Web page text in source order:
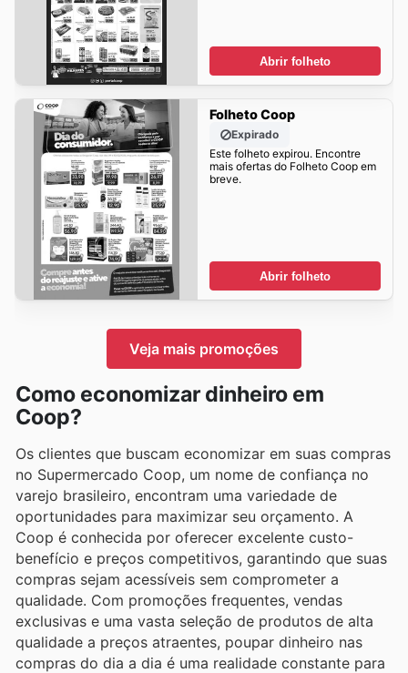
Abrir folheto
Folheto Coop
Expirado
Este folheto expirou. Encontre
mais ofertas do Folheto Coop em
breve.
Abrir folheto
Veja mais promoções
Como economizar dinheiro em
Coop?
Os clientes que buscam economizar em suas compras
no Supermercado Coop, um nome de confiança no
varejo brasileiro, encontram uma variedade de
oportunidades para maximizar seu orçamento. A
Coop é conhecida por oferecer excelente custo-
benefício e preços competitivos, garantindo que suas
compras sejam acessíveis sem comprometer a
qualidade. Com promoções frequentes, vendas
exclusivas e uma vasta seleção de produtos de alta
qualidade a preços atraentes, poupar dinheiro nas
compras do dia a dia é uma realidade constante para